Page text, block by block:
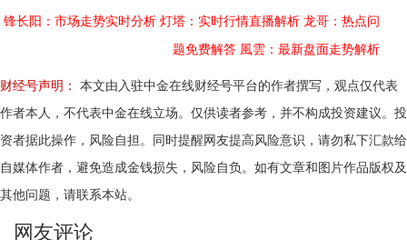
锋长阳：市场走势实时分析 灯塔：实时行情直播解析 龙哥：热点问
题免费解答 風雲：最新盘面走势解析
财经号声明：
本文由入驻中金在线财经号平台的作者撰写，观点仅代表
作者本人，不代表中金在线立场。仅供读者参考，并不构成投资建议。投
资者据此操作，风险自担。同时提醒网友提高风险意识，请勿私下汇款给
自媒体作者，避免造成金钱损失，风险自负。如有文章和图片作品版权及
其他问题，请联系本站。